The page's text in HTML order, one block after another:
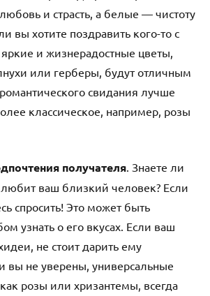
и страсть, а белые — чистоту
вы хотите поздравить кого-то с
и жизнерадостные цветы,
или герберы, будут отличным
свидания лучше
классическое, например, розы
получателя . Знаете ли
ваш близкий человек? Если
спросить! Это может быть
узнать о его вкусах. Если ваш
не стоит дарить ему
вы не уверены, универсальные
розы или хризантемы, всегда